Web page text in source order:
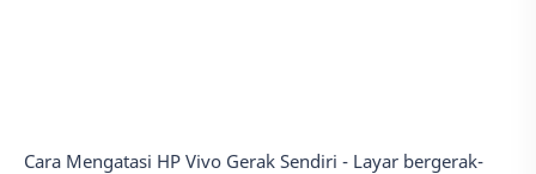
Cara Mengatasi HP Vivo Gerak Sendiri - Layar bergerak-